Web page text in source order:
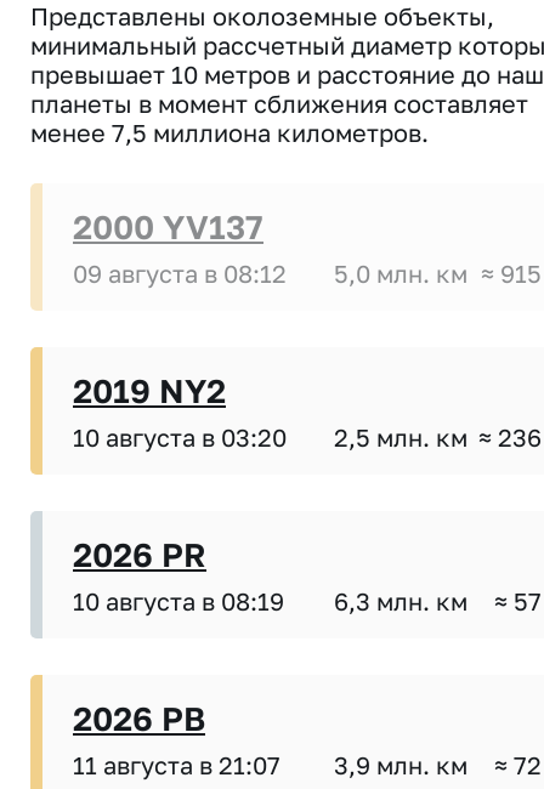
Представлены околоземные объекты,
минимальный рассчетный диаметр
превышает 10 метров и расстояние до
планеты в момент сближения составляет
менее 7,5 миллиона километров.
2000 YV137
09 августа в 08:12 5,0 млн. км ≈
2019 NY2
10 августа в 03:20 2,5 млн. км ≈
2026 PR
10 августа в 08:19 6,3 млн. км ≈
2026 PB
11 августа в 21:07 3,9 млн. км ≈